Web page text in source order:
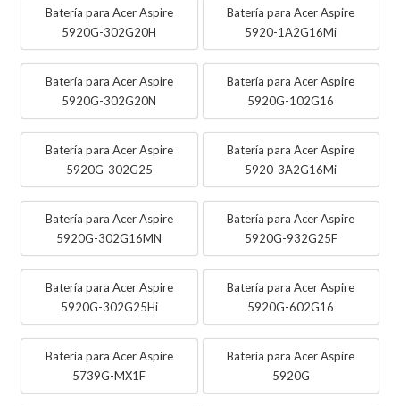
Batería para Acer Aspire
5920G-302G20H
Batería para Acer Aspire
5920-1A2G16Mi
Batería para Acer Aspire
5920G-302G20N
Batería para Acer Aspire
5920G-102G16
Batería para Acer Aspire
5920G-302G25
Batería para Acer Aspire
5920-3A2G16Mi
Batería para Acer Aspire
5920G-302G16MN
Batería para Acer Aspire
5920G-932G25F
Batería para Acer Aspire
5920G-302G25Hi
Batería para Acer Aspire
5920G-602G16
Batería para Acer Aspire
5739G-MX1F
Batería para Acer Aspire
5920G